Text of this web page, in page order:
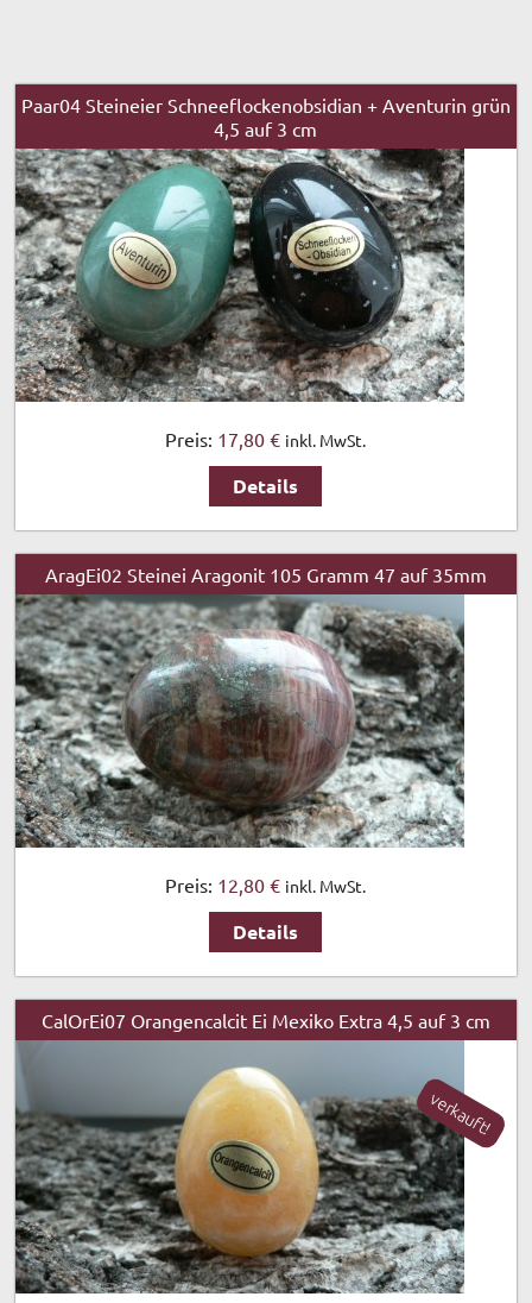
Paar04 Steineier Schneeflockenobsidian + Aventurin grün
4,5 auf 3 cm
Preis: 17,80 € inkl. MwSt.
Details
AragEi02 Steinei Aragonit 105 Gramm 47 auf 35mm
Preis: 12,80 € inkl. MwSt.
Details
CalOrEi07 Orangencalcit Ei Mexiko Extra 4,5 auf 3 cm
verkauft!